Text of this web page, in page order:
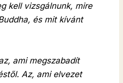
kell vizsgálnunk, mire
és mit kívánt
ami megszabadít
Az, ami elvezet